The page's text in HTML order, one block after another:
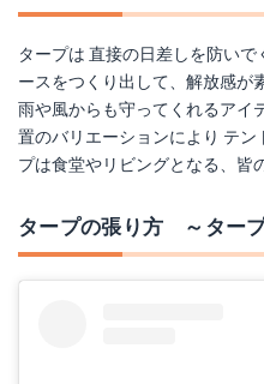
タープは 直接の日差しを防い
ースをつくり出して、解放感が
雨や風からも守ってくれるアイ
置のバリエーションにより テ
プは食堂やリビングとなる、皆
タープの張り方 ～ター